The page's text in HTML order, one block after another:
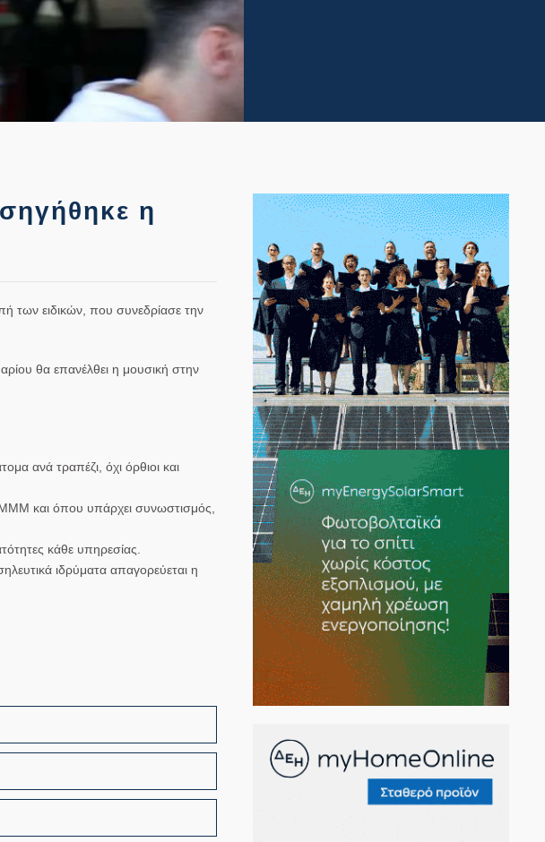
η
των ειδικών, που συνεδρίασε την
θα επανέλθει η μουσική στην
ανά τραπέζι, όχι όρθιοι και
και όπου υπάρχει συνωστισμός,
κάθε υπηρεσίας.
ιδρύματα απαγορεύεται η